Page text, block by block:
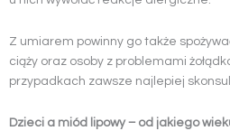
Z umiarem powinny go także
ciąży oraz osoby z problemami
przypadkach zawsze najlepiej
Dzieci a miód lipowy – od jakiego